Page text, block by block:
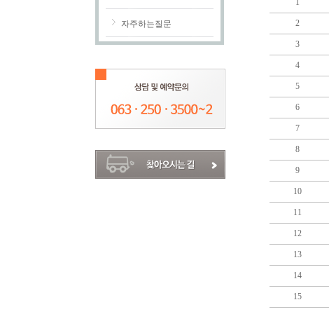
자주하는질문
1
2
3
4
5
6
7
8
9
10
11
12
13
14
15